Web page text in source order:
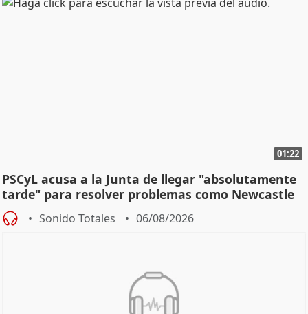
01:22
PSCyL acusa a la Junta de llegar "absolutamente
tarde" para resolver problemas como Newcastle
Sonido Totales 06/08/2026